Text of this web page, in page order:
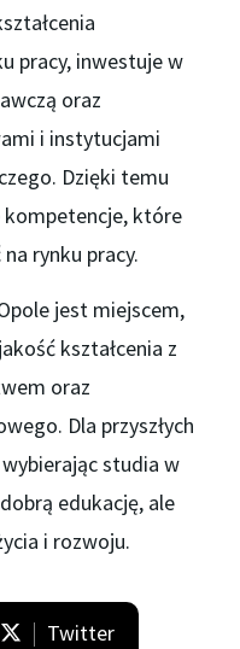
pracy, inwestuje w
oraz
i instytucjami
Dzięki temu
które
rynku pracy.
jest miejscem,
kształcenia z
oraz
Dla przyszłych
studia w
edukację, ale
i rozwoju.
Twitter